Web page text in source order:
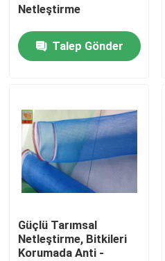
Ekstrüde Plastik Örgüler
Tarımsal Netleştirme
Su Ürünleri Netleştirme
Plastik İnşaat Filesi
Netleştirme
Talep Gönder
Güçlü Tarımsal
Netleştirme, Bitkileri
Korumada Anti -